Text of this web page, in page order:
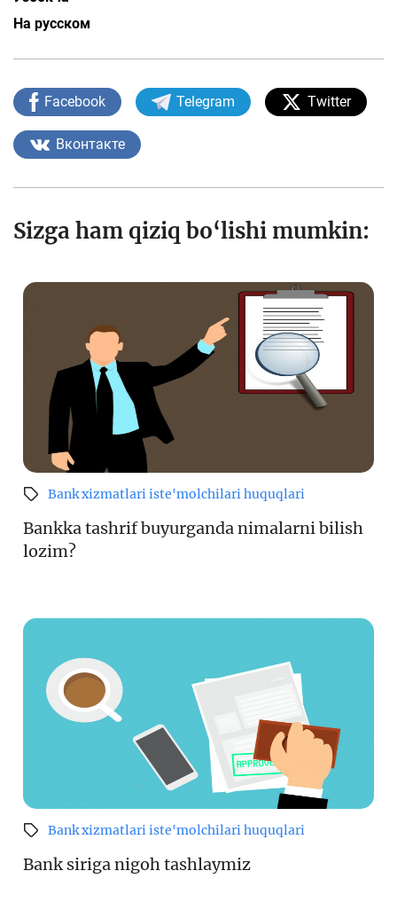
На русском
Facebook Telegram Twitter
Вконтакте
Sizga ham qiziq bo‘lishi mumkin:
Bank xizmatlari iste'molchilari huquqlari
Bankka tashrif buyurganda nimalarni bilish
lozim?
Bank xizmatlari iste'molchilari huquqlari
Bank siriga nigoh tashlaymiz